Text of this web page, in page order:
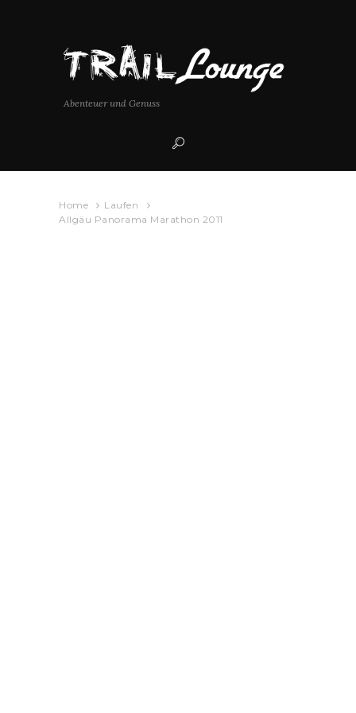
Abenteuer und Genuss
Home
Laufen
Allgäu Panorama Marathon 2011